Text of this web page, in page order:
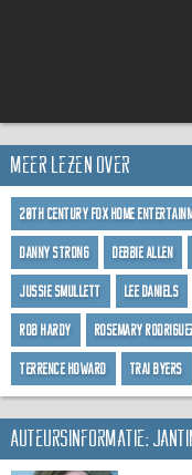
Meer lezen over
20th Century Fox Home
Danny Strong Debbie Allen
Jussie Smullett Lee Daniels
Rob Hardy Rosemary
Terrence Howard Trai Byers
Auteursinformatie: